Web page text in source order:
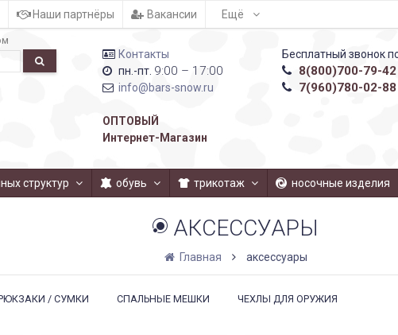
Наши партнёры Вакансии Ещё
Контакты
пн.-пт. 9:00 – 17:00
info@bars-snow.ru
ОПТОВЫЙ
Интернет-Магазин
Бесплатный звонок
8(800)700-79-42
7(960)780-02-88
структур обувь трикотаж носочные изделия
АКСЕССУАРЫ
Главная аксессуары
/ СУМКИ СПАЛЬНЫЕ МЕШКИ ЧЕХЛЫ ДЛЯ ОРУЖИЯ